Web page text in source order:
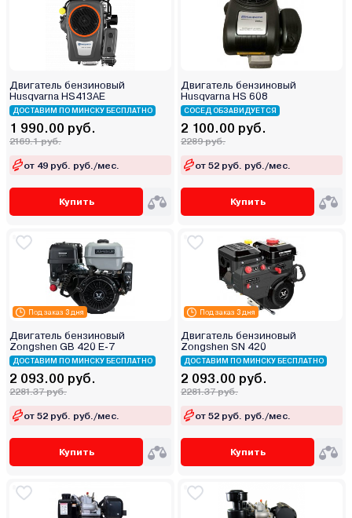
Двигатель бензиновый
Husqvarna HS413AE
ДОСТАВИМ ПО МИНСКУ БЕСПЛАТНО
1 990.00 руб.
2169.1 руб.
от 49 руб. руб./мес.
Купить
Двигатель бензиновый
Husqvarna HS 608
СОСЕД ОБЗАВИДУЕТСЯ
2 100.00 руб.
2289 руб.
от 52 руб. руб./мес.
Купить
Под заказ 3 дня
Двигатель бензиновый
Zongshen GB 420 E-7
ДОСТАВИМ ПО МИНСКУ БЕСПЛАТНО
2 093.00 руб.
2281.37 руб.
от 52 руб. руб./мес.
Купить
Под заказ 3 дня
Двигатель бензиновый
Zongshen SN 420
ДОСТАВИМ ПО МИНСКУ БЕСПЛАТНО
2 093.00 руб.
2281.37 руб.
от 52 руб. руб./мес.
Купить